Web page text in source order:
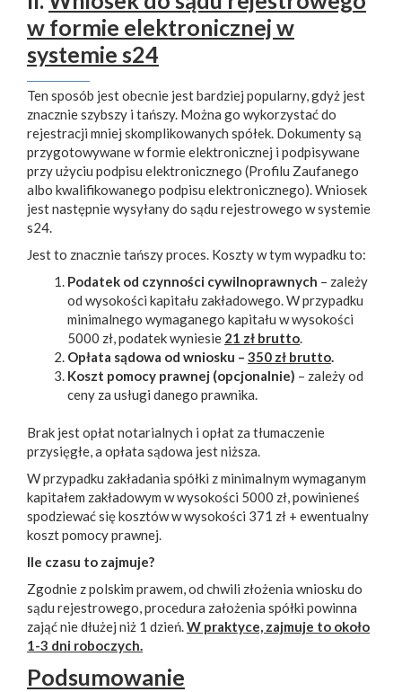
w formie elektronicznej w
systemie s24
Ten sposób jest obecnie jest bardziej popularny, gdyż jest
znacznie szybszy i tańszy. Można go wykorzystać do
rejestracji mniej skomplikowanych spółek. Dokumenty są
przygotowywane w formie elektronicznej i podpisywane
przy użyciu podpisu elektronicznego (Profilu Zaufanego
albo kwalifikowanego podpisu elektronicznego). Wniosek
jest następnie wysyłany do sądu rejestrowego w systemie
s24.
Jest to znacznie tańszy proces. Koszty w tym wypadku to:
Podatek od czynności cywilnoprawnych – zależy
od wysokości kapitału zakładowego. W przypadku
minimalnego wymaganego kapitału w wysokości
5000 zł, podatek wyniesie 21 zł brutto.
Opłata sądowa od wniosku – 350 zł brutto.
Koszt pomocy prawnej (opcjonalnie) – zależy od
ceny za usługi danego prawnika.
Brak jest opłat notarialnych i opłat za tłumaczenie
przysięgłe, a opłata sądowa jest niższa.
W przypadku zakładania spółki z minimalnym wymaganym
kapitałem zakładowym w wysokości 5000 zł, powinieneś
spodziewać się kosztów w wysokości 371 zł + ewentualny
koszt pomocy prawnej.
Ile czasu to zajmuje?
Zgodnie z polskim prawem, od chwili złożenia wniosku do
sądu rejestrowego, procedura założenia spółki powinna
zająć nie dłużej niż 1 dzień.W praktyce, zajmuje to około
1-3 dni roboczych.
Podsumowanie